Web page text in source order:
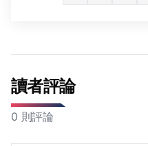
讀者評論
0 則評論